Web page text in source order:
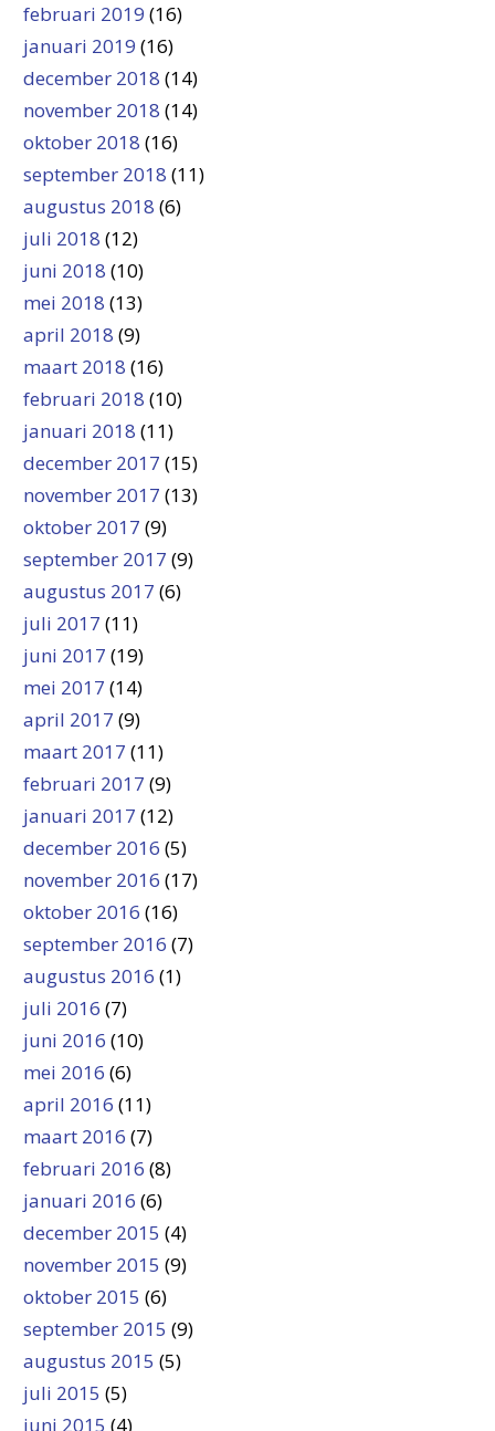
februari 2019 (16)
januari 2019 (16)
december 2018 (14)
november 2018 (14)
oktober 2018 (16)
september 2018 (11)
augustus 2018 (6)
juli 2018 (12)
juni 2018 (10)
mei 2018 (13)
april 2018 (9)
maart 2018 (16)
februari 2018 (10)
januari 2018 (11)
december 2017 (15)
november 2017 (13)
oktober 2017 (9)
september 2017 (9)
augustus 2017 (6)
juli 2017 (11)
juni 2017 (19)
mei 2017 (14)
april 2017 (9)
maart 2017 (11)
februari 2017 (9)
januari 2017 (12)
december 2016 (5)
november 2016 (17)
oktober 2016 (16)
september 2016 (7)
augustus 2016 (1)
juli 2016 (7)
juni 2016 (10)
mei 2016 (6)
april 2016 (11)
maart 2016 (7)
februari 2016 (8)
januari 2016 (6)
december 2015 (4)
november 2015 (9)
oktober 2015 (6)
september 2015 (9)
augustus 2015 (5)
juli 2015 (5)
juni 2015 (4)